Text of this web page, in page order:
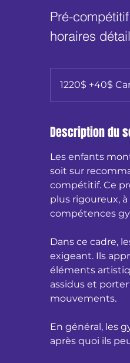
Pré-
horaires
Carte1220$ +40$
Description du
Les enfants
soit sur
compétitif. Ce
plus rigoureux,
compétences
Dans ce cadre,
exigeant. Ils
éléments
assidus et
mouvements.
En général, les
après quoi ils